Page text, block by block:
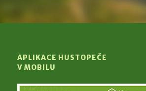
APLIKACE HUSTOPEČE
V MOBILU